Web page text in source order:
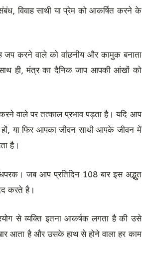
विवाह साथी या प्रेम को आकर्षित करने के
करने वाले को वांछनीय और कामुक बनाता
ही, मंत्र का दैनिक जाप आपकी आंखों को
वाले पर तत्काल प्रभाव पड़ता है। यदि आप
या फिर आपका जीवन साथी आपके जीवन में
है।
जब आप प्रतिदिन 108 बार इस अद्भुत
करते है।
से व्यक्ति इतना आकर्षक लगता है की उसे
आता है और उसके हाथ से होने वाला हर काम